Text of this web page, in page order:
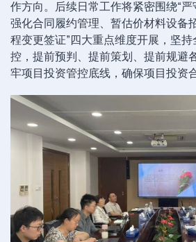
作方向。后续日常工作将紧密围绕“严
强化合同履约管理、暂估价材料设备
程变更签证”四大重点维度开展，坚
控，提前预判、提前策划、提前规避
牢项目投资管控底线，确保项目投资